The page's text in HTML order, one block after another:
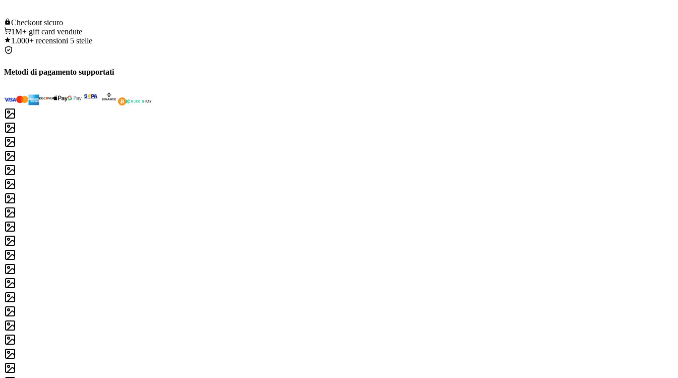
Checkout sicuro
1M+ gift card vendute
1.000+ recensioni 5 stelle
Metodi di pagamento supportati